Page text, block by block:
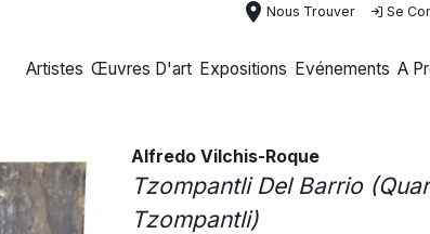
place Nous Trouver Se
Artistes Œuvres D'art Expositions Evénements A
Alfredo Vilchis-Roque
Tzompantli Del Barrio
Tzompantli)